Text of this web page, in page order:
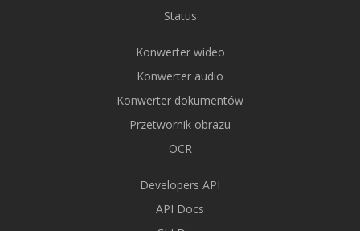
Status
Konwerter wideo
Konwerter audio
Konwerter dokumentów
Przetwornik obrazu
OCR
Developers API
API Docs